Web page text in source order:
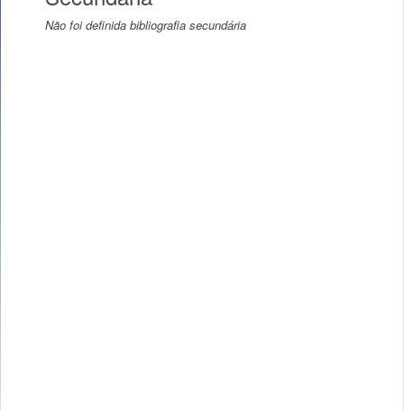
Não foi definida bibliografia secundária